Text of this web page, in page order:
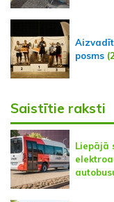
posms
Saistītie raksti
Liepājā